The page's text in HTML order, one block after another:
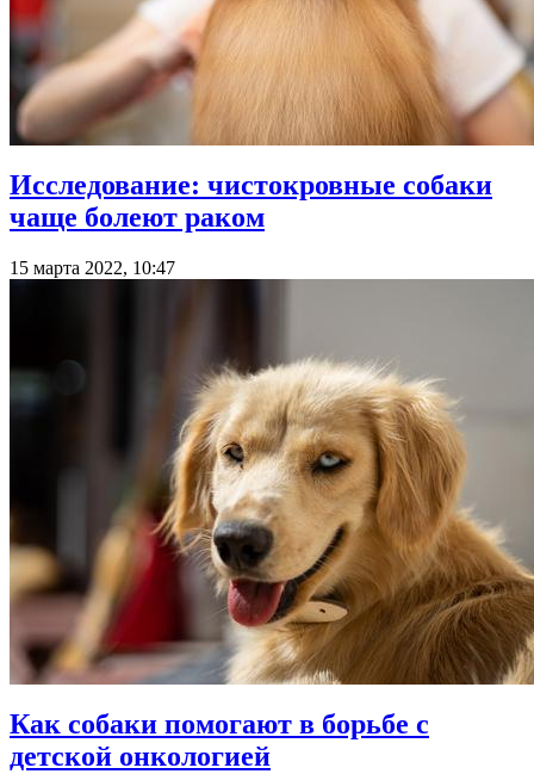
Исследование: чистокровные собаки
чаще болеют раком
15 марта 2022, 10:47
Как собаки помогают в борьбе с
детской онкологией